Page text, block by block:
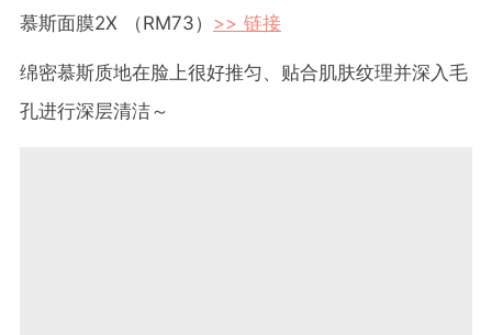
慕斯面膜2X （RM73） >> 链接
绵密慕斯质地在脸上很好推匀、贴合肌肤纹理并深入毛
孔进行深层清洁～